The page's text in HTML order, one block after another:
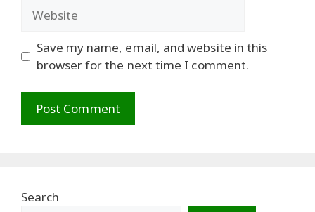
Save my name, email, and website in this
browser for the next time I comment.
Search